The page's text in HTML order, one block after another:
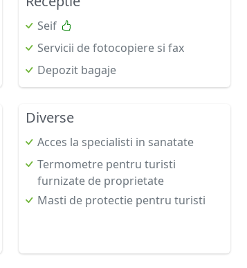
Seif
Servicii de fotocopiere si fax
Depozit bagaje
Diverse
Acces la specialisti in sanatate
Termometre pentru turisti
furnizate de proprietate
Masti de protectie pentru turisti